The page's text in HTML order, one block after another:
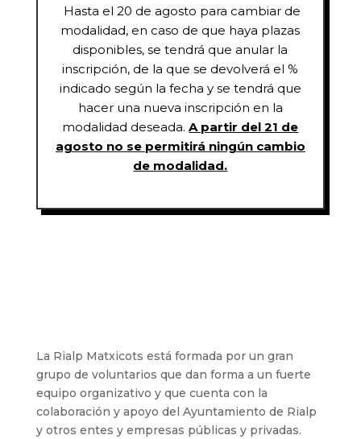
Hasta el 20 de agosto para cambiar de
modalidad, en caso de que haya plazas
disponibles, se tendrá que anular la
inscripción, de la que se devolverá el %
indicado según la fecha y se tendrá que
hacer una nueva inscripción en la
modalidad deseada.A partir del 21 de
agosto no se permitirá ningún cambio
de modalidad.
La Rialp Matxicots está formada por un gran
grupo de voluntarios que dan forma a un fuerte
equipo organizativo y que cuenta con la
colaboración y apoyo del Ayuntamiento de Rialp
y otros entes y empresas públicas y privadas.